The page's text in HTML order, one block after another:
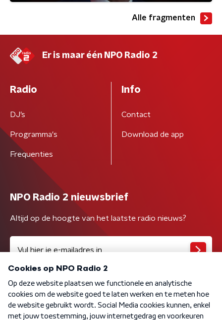
Alle fragmenten
Er is maar één NPO Radio 2
Radio
DJ’s
Programma's
Frequenties
Info
Contact
Download de app
NPO Radio 2 nieuwsbrief
Altijd op de hoogte van het laatste radio nieuws?
Algemene voorwaarden